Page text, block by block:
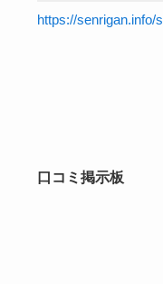
https://senrigan.info/
口コミ掲示板